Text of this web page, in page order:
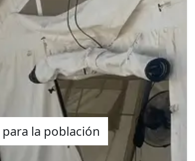
la población